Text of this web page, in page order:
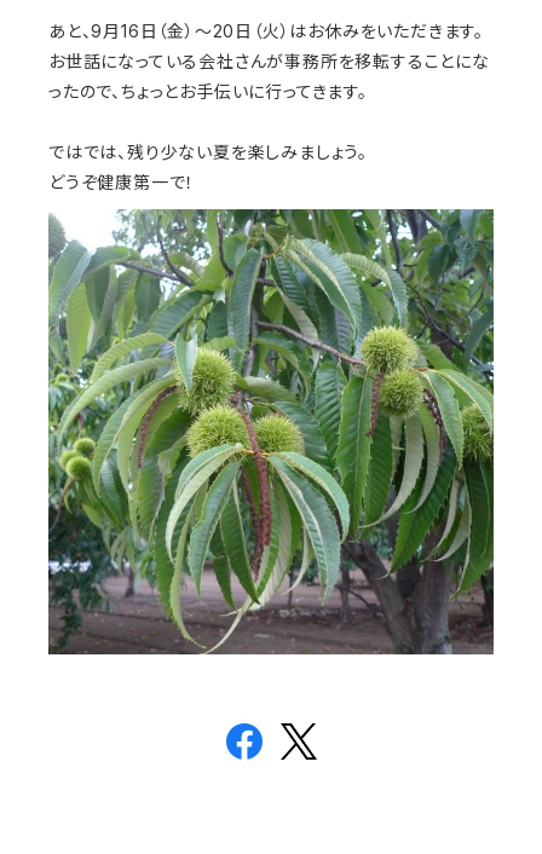
あと、9月16日（金）〜20日（火）はお休みをいただきます。
お世話になっている会社さんが事務所を移転することにな
ったので、ちょっとお手伝いに行ってきます。
ではでは、残り少ない夏を楽しみましょう。
どうぞ健康第一で！